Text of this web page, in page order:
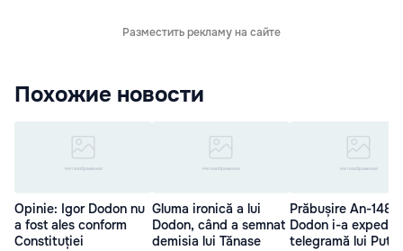
Разместить рекламу на сайте
Похожие новости
Opinie: Igor Dodon nu
a fost ales conform
Constituției
Gluma ironică a lui
Dodon, când a semnat
demisia lui Tănase
Prăbușire An-148:
Dodon i-a
telegramă lui Putin